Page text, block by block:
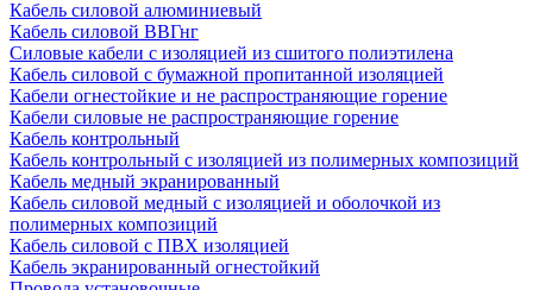
Кабель силовой алюминиевый
Кабель силовой ВВГнг
Силовые кабели с изоляцией из сшитого полиэтилена
Кабель силовой с бумажной пропитанной изоляцией
Кабели огнестойкие и не распространяющие горение
Кабели силовые не распространяющие горение
Кабель контрольный
Кабель контрольный с изоляцией из полимерных композиций
Кабель медный экранированный
Кабель силовой медный с изоляцией и оболочкой из
полимерных композиций
Кабель силовой с ПВХ изоляцией
Кабель экранированный огнестойкий